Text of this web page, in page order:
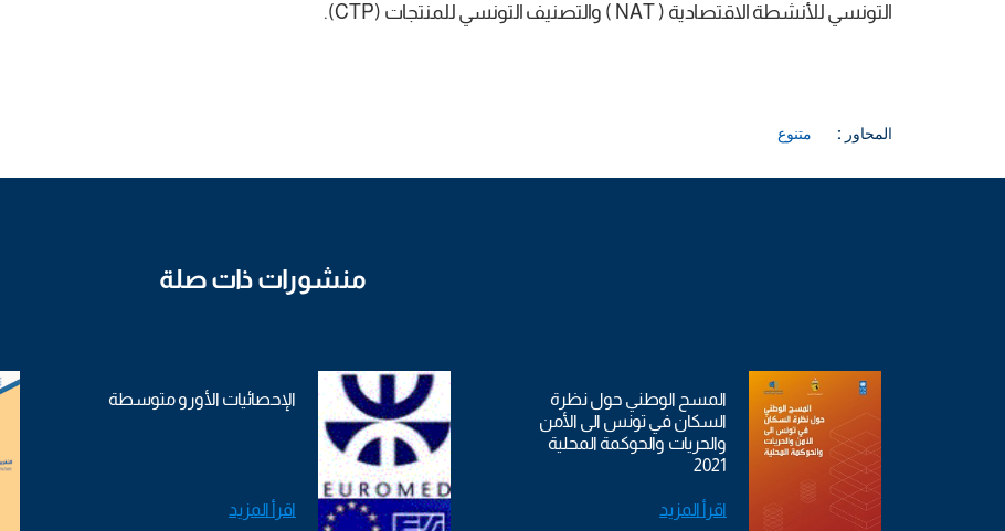
التونسي للأنشطة الاقتصادية ( NAT ) والتصنيف التونسي للمنتجات (CTP).
المحاور : متنوع
منشورات ذات صلة
المسح الوطني حول نظرة
السكان في تونس الى الأمن
والحريات والحوكمة المحلية
2021
اقرأ المزيد
الإحصائيات الأورو متوسطة
اقرأ المزيد